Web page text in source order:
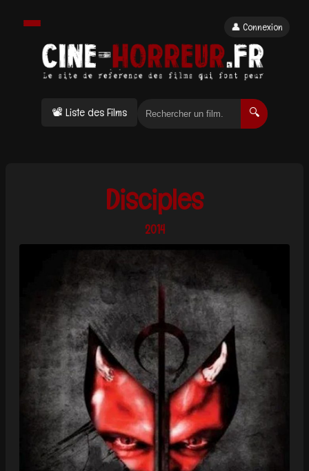
📽 Liste des Films 🔍
👤 Connexion
Disciples
2014